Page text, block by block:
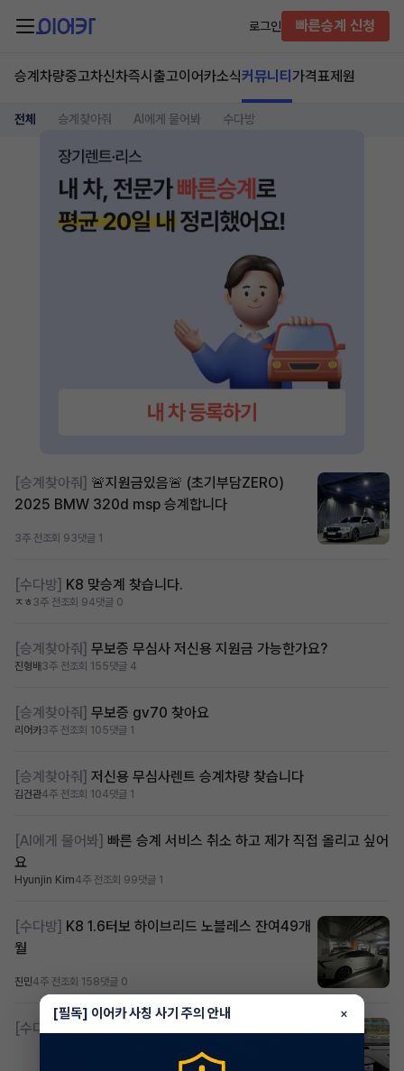
로그인 빠른승계 신청
승계차량중고차신차즉시출고이어카소식커뮤니티 가격표제원
전체 승계찾아줘 AI에게 물어봐 수다방
[승계찾아줘] 🚨지원금있음🚨 (초기부담ZERO)
2025 BMW 320d msp 승계합니다
3주 전조회 93댓글 1
[수다방] K8 맞승계 찾습니다.
ㅈㅎ3주 전조회 94댓글 0
[승계찾아줘] 무보증 무심사 저신용 지원금 가능한가요?
진형배3주 전조회 155댓글 4
[승계찾아줘] 무보증 gv70 찾아요
리어카3주 전조회 105댓글 1
[승계찾아줘] 저신용 무심사렌트 승계차량 찾습니다
김건관4주 전조회 104댓글 1
[AI에게 물어봐] 빠른 승계 서비스 취소 하고 제가 직접 올리고 싶어
요
Hyunjin Kim4주 전조회 99댓글 1
[수다방] K8 1.6터보 하이브리드 노블레스 잔여49개
월
진민4주 전조회 158댓글 0
[수다방]
[필독] 이어카 사칭 사기 주의 안내 ×